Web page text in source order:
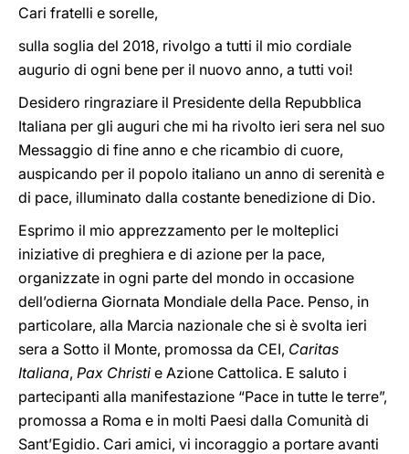
Cari fratelli e sorelle,
sulla soglia del 2018, rivolgo a tutti il mio cordiale
augurio di ogni bene per il nuovo anno, a tutti voi!
Desidero ringraziare il Presidente della Repubblica
Italiana per gli auguri che mi ha rivolto ieri sera nel suo
Messaggio di fine anno e che ricambio di cuore,
auspicando per il popolo italiano un anno di serenità e
di pace, illuminato dalla costante benedizione di Dio.
Esprimo il mio apprezzamento per le molteplici
iniziative di preghiera e di azione per la pace,
organizzate in ogni parte del mondo in occasione
dell’odierna Giornata Mondiale della Pace. Penso, in
particolare, alla Marcia nazionale che si è svolta ieri
sera a Sotto il Monte, promossa da CEI, Caritas
Italiana, Pax Christi e Azione Cattolica. E saluto i
partecipanti alla manifestazione “Pace in tutte le terre”,
promossa a Roma e in molti Paesi dalla Comunità di
Sant’Egidio. Cari amici, vi incoraggio a portare avanti